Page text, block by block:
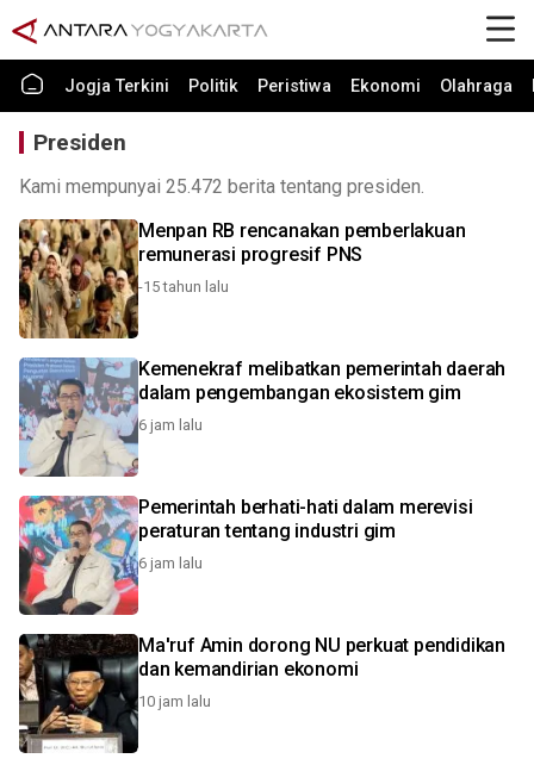
Jogja Terkini Politik Peristiwa Ekonomi Olahraga
Presiden
Kami mempunyai 25.472 berita tentang presiden.
Menpan RB rencanakan pemberlakuan
remunerasi progresif PNS
-15 tahun lalu
Kemenekraf melibatkan pemerintah daerah
dalam pengembangan ekosistem gim
6 jam lalu
Pemerintah berhati-hati dalam merevisi
peraturan tentang industri gim
6 jam lalu
Ma'ruf Amin dorong NU perkuat pendidikan
dan kemandirian ekonomi
10 jam lalu